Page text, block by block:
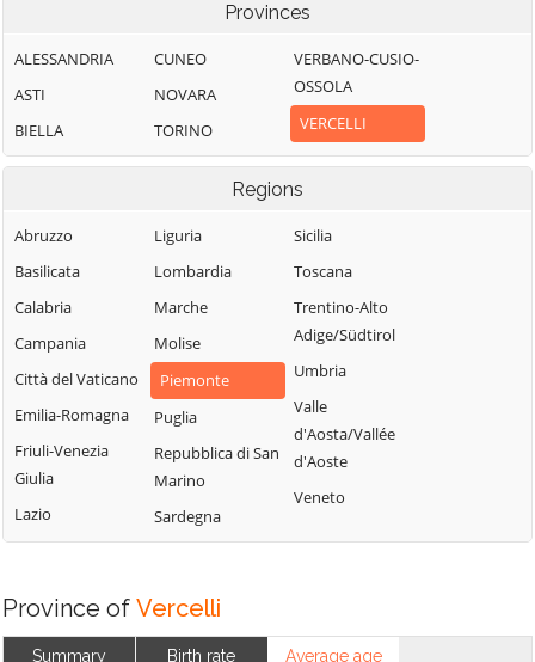
Provinces
ALESSANDRIA
ASTI
BIELLA
CUNEO
NOVARA
TORINO
VERBANO-CUSIO-
OSSOLA
VERCELLI
Regions
Abruzzo
Basilicata
Calabria
Campania
Città del Vaticano
Emilia-Romagna
Friuli-Venezia
Giulia
Lazio
Liguria
Lombardia
Marche
Molise
Piemonte
Puglia
Repubblica di San
Marino
Sardegna
Sicilia
Toscana
Trentino-Alto
Adige/Südtirol
Umbria
Valle
d'Aosta/Vallée
d'Aoste
Veneto
Province of Vercelli
Summary
Birth rate Average age